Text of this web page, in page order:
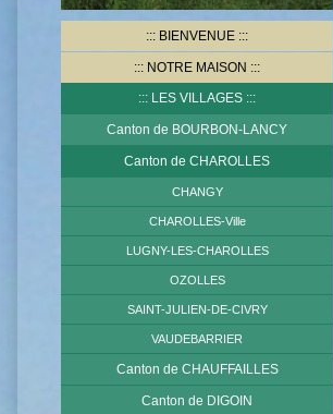
BIENVENUE
NOTRE MAISON
LES VILLAGES
Canton de BOURBON-LANCY
Canton de CHAROLLES
CHANGY
CHAROLLES-Ville
LUGNY-LES-CHAROLLES
OZOLLES
SAINT-JULIEN-DE-CIVRY
VAUDEBARRIER
Canton de CHAUFFAILLES
Canton de DIGOIN